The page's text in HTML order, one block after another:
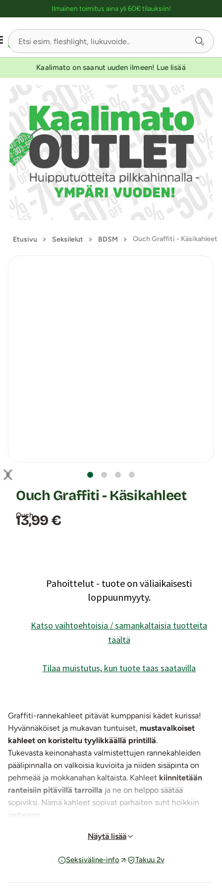
Ilmainen toimitus aina yli 60€ tilauksiin!
Kaalimato on saanut uuden ilmeen! Lue lisää
Etusivu Seksilelut BDSM Ouch Graffiti - Käsikahleet
Ouch
Ouch Graffiti - Käsikahleet
Hinta:
13,99 €
Pahoittelut - tuote on väliaikaisesti
loppuunmyyty.
Katso vaihtoehtoisia / samankaltaisia tuotteita
täältä
Tilaa muistutus, kun tuote taas saatavilla
Graffiti-rannekahleet pitävät kumppanisi kädet kurissa!
Hyvännäköiset ja mukavan tuntuiset, mustavalkoiset
kahleet on koristeltu tyylikkäällä printillä.
Tukevasta keinonahasta valmistettujen rannekahleiden
päälipinnalla on valkoisia kuvioita ja niiden sisäpinta on
pehmeää ja mokkanahan kaltaista. Kahleet kiinnitetään
ranteisiin pitävillä tarroilla ja ne on helppo säätää
sopiviksi. Nämä kahleet sopivat parhaiten suht hoikkiin
ranteisiin.
metalliset D-renkaat, joihin on kiinnitetty
pistoolilukkojen avulla voit kiinnittää kahleet toisiinsa tai
Näytä lisää
Seksiväline-info Takuu 2v